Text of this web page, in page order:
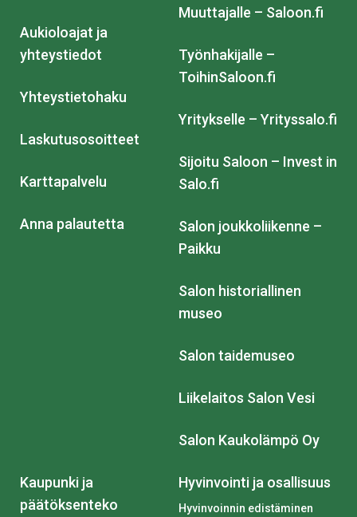
Aukioloajat ja
yhteystiedot
Yhteystietohaku
Laskutusosoitteet
Karttapalvelu
Anna palautetta
Muuttajalle – Saloon.fi
Työnhakijalle –
ToihinSaloon.fi
Yritykselle – Yrityssalo.fi
Sijoitu Saloon – Invest in
Salo.fi
Salon joukkoliikenne –
Paikku
Salon historiallinen
museo
Salon taidemuseo
Liikelaitos Salon Vesi
Salon Kaukolämpö Oy
Kaupunki ja
päätöksenteko
Hyvinvointi ja osallisuus
Hyvinvoinnin edistäminen